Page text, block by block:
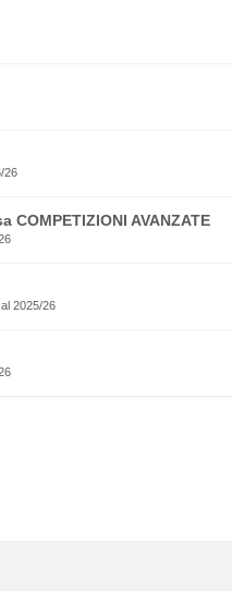
26
COMPETIZIONI AVANZATE
2025/26